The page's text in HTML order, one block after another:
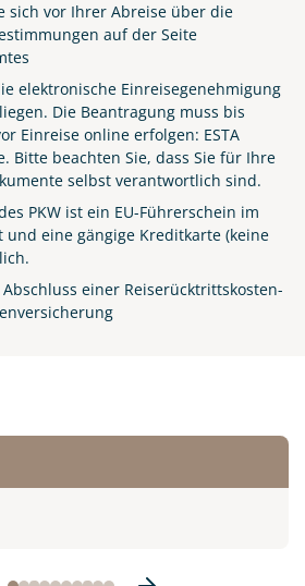
sich vor Ihrer Abreise über die
auf der Seite
elektronische Einreisegenehmigung
Die Beantragung muss bis
Einreise online erfolgen: ESTA
. Bitte beachten Sie, dass Sie für Ihre
selbst verantwortlich sind.
PKW ist ein EU-Führerschein im
und eine gängige Kreditkarte (keine
einer Reiserücktrittskosten-